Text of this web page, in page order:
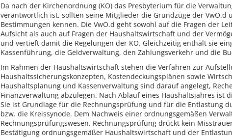
Da nach der Kirchenordnung (KO) das Presbyterium für die
verantwortlich ist, sollten seine Mitglieder die Grundzüge der VwO.d
Bestimmungen kennen. Die VwO.d geht sowohl auf die Fragen der
Aufsicht als auch auf Fragen der Haushaltswirtschaft und der
und vertieft damit die Regelungen der KO. Gleichzeitig enthält sie
Kassenführung, die Geldverwaltung, den Zahlungsverkehr und die
Im Rahmen der Haushaltswirtschaft stehen die Verfahren zur
Haushaltssicherungskonzepten, Kostendeckungsplänen sowie
Haushaltsplanung und Kassenverwaltung sind darauf angelegt,
Finanzverwaltung abzulegen. Nach Ablauf eines Haushaltsjahres ist
Sie ist Grundlage für die Rechnungsprüfung und für die Entlastung
bzw. die Kreissynode. Dem Nachweis einer ordnungsgemäßen
Rechnungsprüfungswesen. Rechnungsprüfung drückt kein
Bestätigung ordnungsgemäßer Haushaltswirtschaft und der